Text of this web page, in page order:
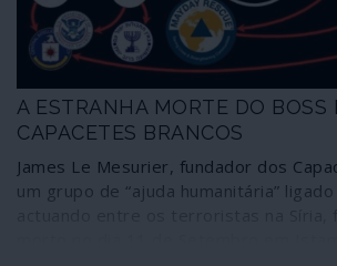
A ESTRANHA MORTE DO BOSS
CAPACETES BRANCOS
James Le Mesurier, fundador dos
um grupo de “ajuda humanitária”